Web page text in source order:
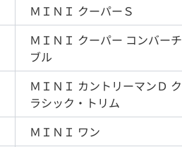
ＭＩＮＩ クーパーＳ
ＭＩＮＩ クーパー コンバーチ
ブル
ＭＩＮＩ カントリーマンＤ ク
ラシック・トリム
ＭＩＮＩ ワン